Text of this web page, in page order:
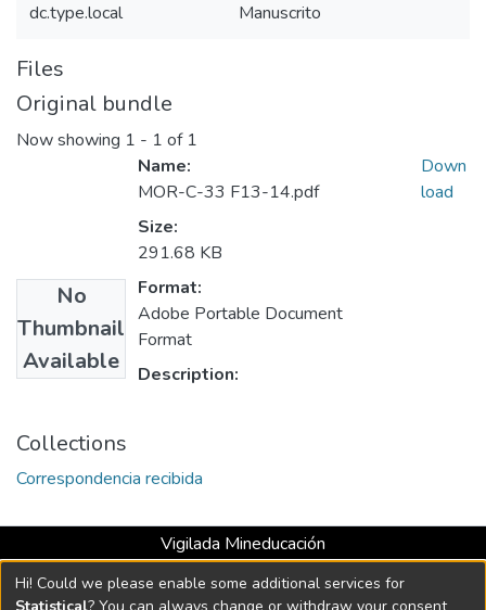
dc.type.local Manuscrito
Files
Original bundle
Now showing 1 - 1 of 1
No
Thumbnail
Available
Name:
MOR-C-33 F13-14.pdf
Size:
291.68 KB
Format:
Adobe Portable Document
Format
Description:
Down
load
Collections
Correspondencia recibida
Vigilada Mineducación
Universidad con Acreditación Institucional hasta 2026 -
Resolución MEN 2158 de 2018
Hi! Could we please enable some additional services for